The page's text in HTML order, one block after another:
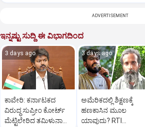
ADVERTISEMENT
ಇನ್ನಷ್ಟು ಸುದ್ದಿ ಈ ವಿಭಾಗದಿಂದ
3 days ago
ಕಾವೇರಿ: ಕರ್ನಾಟಕದ
ವಿರುದ್ಧ ಸುಪ್ರೀಂ ಕೋರ್ಟ್‌
ಮೆಟ್ಟಿಲೇರಿದ ತಮಿಳುನಾಡು
3 days ago
ಅಮೆರಿಕದಲ್ಲಿ ಶಿಕ್ಷಣಕ್ಕೆ
ಹಣಕಾಸಿನ ಮೂಲ
ಯಾವುದು? RTI